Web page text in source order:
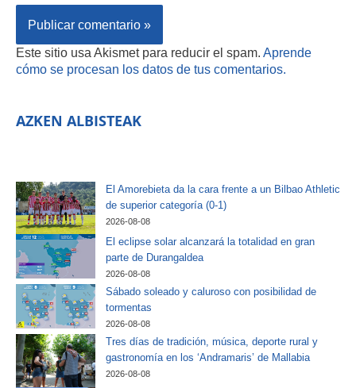
Este sitio usa Akismet para reducir el spam. Aprende
cómo se procesan los datos de tus comentarios.
AZKEN ALBISTEAK
El Amorebieta da la cara frente a un Bilbao Athletic
de superior categoría (0-1)
2026-08-08
El eclipse solar alcanzará la totalidad en gran
parte de Durangaldea
2026-08-08
Sábado soleado y caluroso con posibilidad de
tormentas
2026-08-08
Tres días de tradición, música, deporte rural y
gastronomía en los ‘Andramaris’ de Mallabia
2026-08-08